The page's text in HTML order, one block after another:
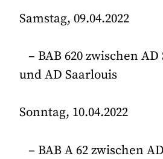
Samstag, 09.04.2022
– BAB 620 zwischen
und AD Saarlouis
Sonntag, 10.04.2022
– BAB A 62 zwischen